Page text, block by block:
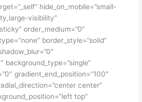
hide_on_mobile=”small-
visibility”
order_medium=”0″
border_style=”solid”
background_type=”single”
gradient_end_position=”100″
center”
top”